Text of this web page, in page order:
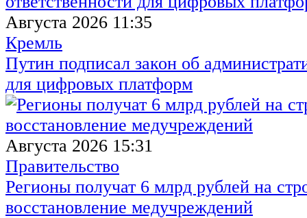
Августа 2026 11:35
Кремль
Путин подписал закон об
для цифровых платформ
Августа 2026 15:31
Правительство
Регионы получат 6 млрд рублей на
восстановление медучреждений